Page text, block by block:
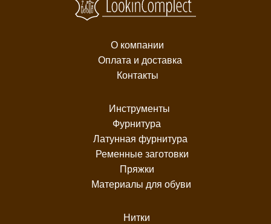
О компании
Оплата и доставка
Контакты
Инструменты
Фурнитура
Латунная фурнитура
Ременные заготовки
Материалы для обуви
Пряжки
Нитки